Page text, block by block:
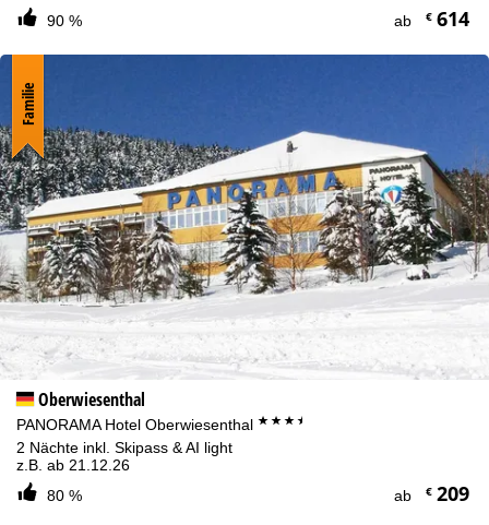
90 %
ab €614
Oberwiesenthal
PANORAMA Hotel Oberwiesenthal ***+
2 Nächte inkl. Skipass & AI light
z.B. ab 21.12.26
80 %
ab €209
Familie